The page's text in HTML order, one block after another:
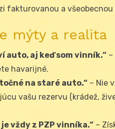
fakturovanou a všeobecnou
mýty a realita
auto, aj keď som vinník.“
havarijné.
na staré auto.“ – Nie
vašu rezervu (krádež,
vždy z PZP vinníka.“ –